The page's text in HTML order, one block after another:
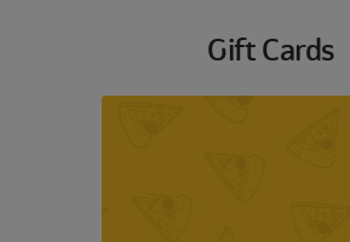
Gift Cards